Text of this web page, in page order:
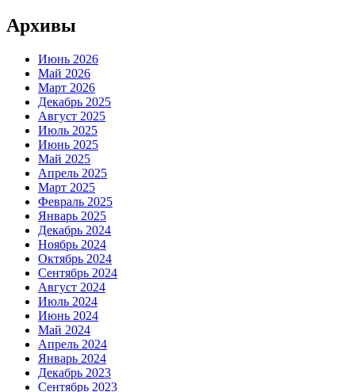
Архивы
Июнь 2026
Май 2026
Март 2026
Декабрь 2025
Август 2025
Июль 2025
Июнь 2025
Май 2025
Апрель 2025
Март 2025
Февраль 2025
Январь 2025
Декабрь 2024
Ноябрь 2024
Октябрь 2024
Сентябрь 2024
Август 2024
Июль 2024
Июнь 2024
Май 2024
Апрель 2024
Январь 2024
Декабрь 2023
Сентябрь 2023